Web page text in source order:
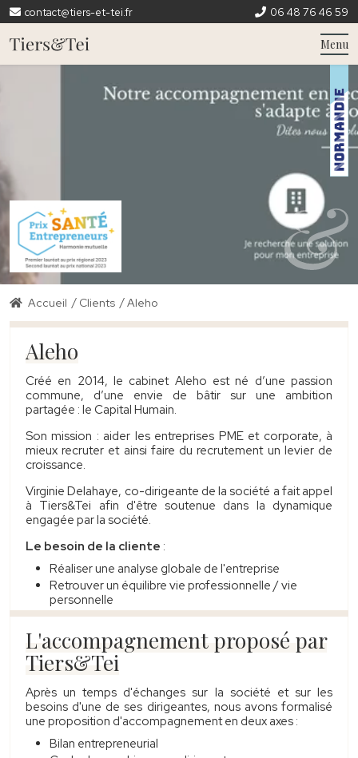
contact@tiers-et-tei.fr 06 48 76 46 59
Menu
Accueil / Clients /Aleho
Aleho
Créé en 2014, le cabinet Aleho est né d’une passion
commune, d’une envie de bâtir sur une ambition
partagée : le Capital Humain.
Son mission : aider les entreprises PME et corporate, à
mieux recruter et ainsi faire du recrutement un levier de
croissance.
Virginie Delahaye, co-dirigeante de la société a fait appel
à Tiers&Tei afin d'être soutenue dans la dynamique
engagée par la société.
Le besoin de la cliente :
Réaliser une analyse globale de l'entreprise
Retrouver un équilibre vie professionnelle / vie
personnelle
L'accompagnement proposé par
Tiers&Tei
Après un temps d'échanges sur la société et sur les
besoins d'une de ses dirigeantes, nous avons formalisé
une proposition d'accompagnement en deux axes :
Bilan entrepreneurial